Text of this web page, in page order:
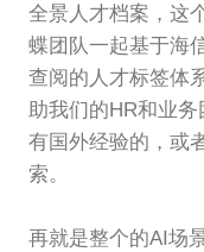
全景人才档案，这
蝶团队一起基于海
查阅的人才标签体
助我们的HR和业务
有国外经验的，或
索。
再就是整个的AI场